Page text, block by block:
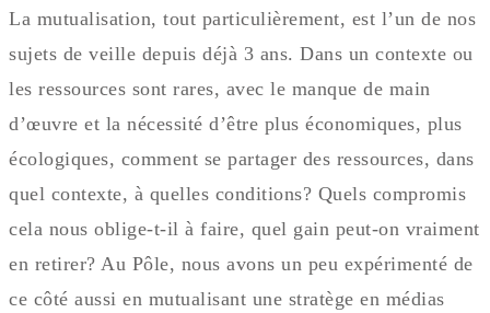
La mutualisation, tout particulièrement, est l’un de nos
sujets de veille depuis déjà 3 ans. Dans un contexte ou
les ressources sont rares, avec le manque de main
d’œuvre et la nécessité d’être plus économiques, plus
écologiques, comment se partager des ressources, dans
quel contexte, à quelles conditions? Quels compromis
cela nous oblige-t-il à faire, quel gain peut-on vraiment
en retirer? Au Pôle, nous avons un peu expérimenté de
ce côté aussi en mutualisant une stratège en médias